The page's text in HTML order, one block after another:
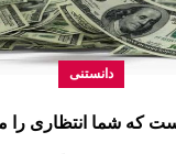
دانستنی
که شما انتظاری را